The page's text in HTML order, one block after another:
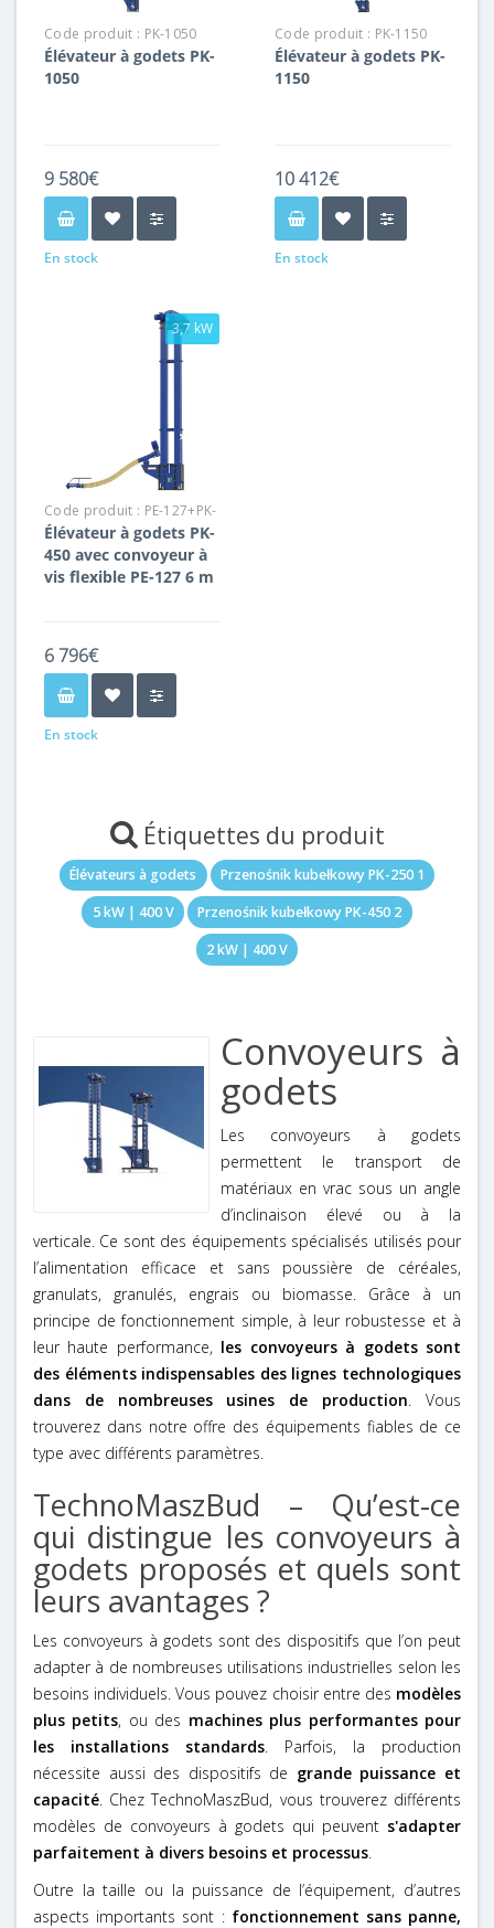
Code produit : PK-1050
Élévateur à godets PK-
1050
9 580€
En stock
Code produit : PK-1150
Élévateur à godets PK-
1150
10 412€
En stock
3,7 kW
Code produit : PE-127+PK-
450
Élévateur à godets PK-
450 avec convoyeur à
vis flexible PE-127 6 m
6 796€
En stock
Étiquettes du produit
Élévateurs à godets
Przenośnik kubełkowy PK-250 1
5 kW | 400 V
Przenośnik kubełkowy PK-450 2
2 kW | 400 V
Convoyeurs à
godets
Les convoyeurs à godets
permettent le transport de
matériaux en vrac sous un angle
d’inclinaison élevé ou à la
verticale. Ce sont des équipements spécialisés utilisés pour
l’alimentation efficace et sans poussière de céréales,
granulats, granulés, engrais ou biomasse. Grâce à un
principe de fonctionnement simple, à leur robustesse et à
leur haute performance, les convoyeurs à godets sont
des éléments indispensables des lignes technologiques
dans de nombreuses usines de production. Vous
trouverez dans notre offre des équipements fiables de ce
type avec différents paramètres.
TechnoMaszBud – Qu’est-ce
qui distingue les convoyeurs à
godets proposés et quels sont
leurs avantages ?
Les convoyeurs à godets sont des dispositifs que l’on peut
adapter à de nombreuses utilisations industrielles selon les
besoins individuels. Vous pouvez choisir entre des modèles
plus petits, ou des machines plus performantes pour
les installations standards. Parfois, la production
nécessite aussi des dispositifs de grande puissance et
capacité. Chez TechnoMaszBud, vous trouverez différents
modèles de convoyeurs à godets qui peuvent s'adapter
parfaitement à divers besoins et processus.
Outre la taille ou la puissance de l’équipement, d’autres
aspects importants sont : fonctionnement sans panne,